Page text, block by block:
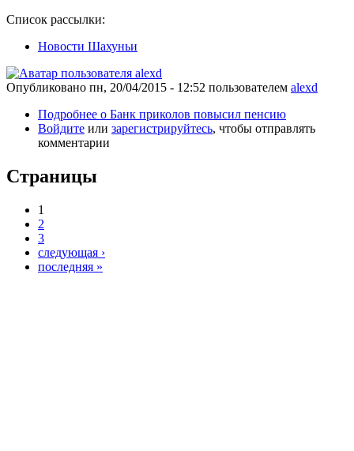
Список рассылки:
Новости Шахуньи
Опубликовано пн, 20/04/2015 - 12:52 пользователем alexd
Подробнее о Банк приколов повысил пенсию
Войдите или зарегистрируйтесь, чтобы отправлять
комментарии
Страницы
1
2
3
следующая ›
последняя »